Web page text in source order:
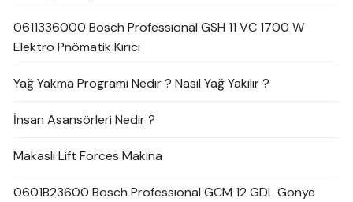
0611336000 Bosch Professional GSH 11 VC 1700 W
Elektro Pnömatik Kırıcı
Yağ Yakma Programı Nedir ? Nasıl Yağ Yakılır ?
İnsan Asansörleri Nedir ?
Makaslı Lift Forces Makina
0601B23600 Bosch Professional GCM 12 GDL Gönye